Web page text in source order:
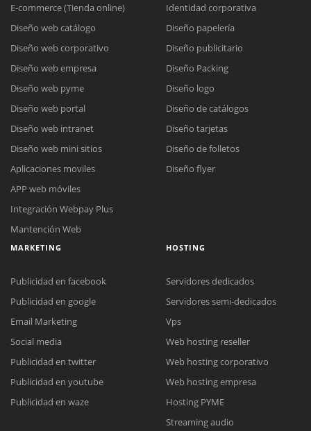
Reunión online
Meet para la reunión online.
Cotización
Chat Online
Todos nuestros ejecutivos están fuera de línea. Complete el formulario
E-commerce (Tienda online)
Diseño web catálogo
Diseño web corporativo
Diseño web empresa
Diseño web pyme
Diseño web portal
Diseño web intranet
Diseño web mini sitios
Aplicaciones moviles
APP web móviles
Integración Webpay Plus
Mantención Web
Identidad corporativa
Diseño papelería
Diseño publicitario
Diseño Packing
Diseño logo
Diseño de catálogos
Diseño tarjetas
Diseño de folletos
Diseño flyer
MARKETING
Publicidad en facebook
Publicidad en google
Email Marketing
Social media
Publicidad en twitter
Publicidad en youtube
Publicidad en waze
HOSTING
Servidores dedicados
Servidores semi-dedicados
Vps
Web hosting reseller
Web hosting corporativo
Web hosting empresa
Hosting PYME
Streaming audio